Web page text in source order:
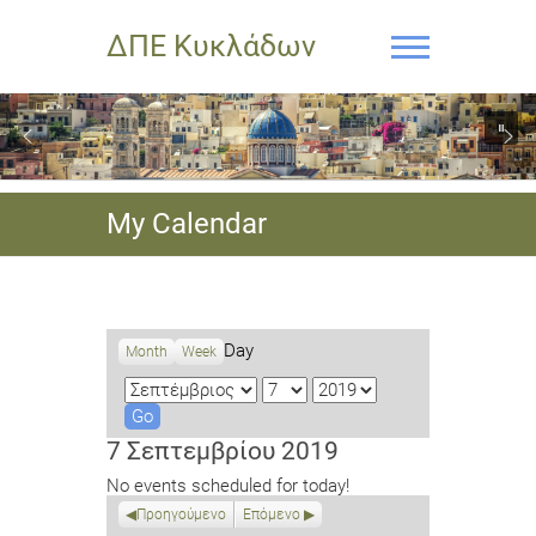
ΔΠΕ Κυκλάδων
My Calendar
Month Week Day
M
o
n
h
D
y
Y
a
7 Σεπτεμβρίου 2019
No events scheduled for today!
Προηγούμενο Επόμενο